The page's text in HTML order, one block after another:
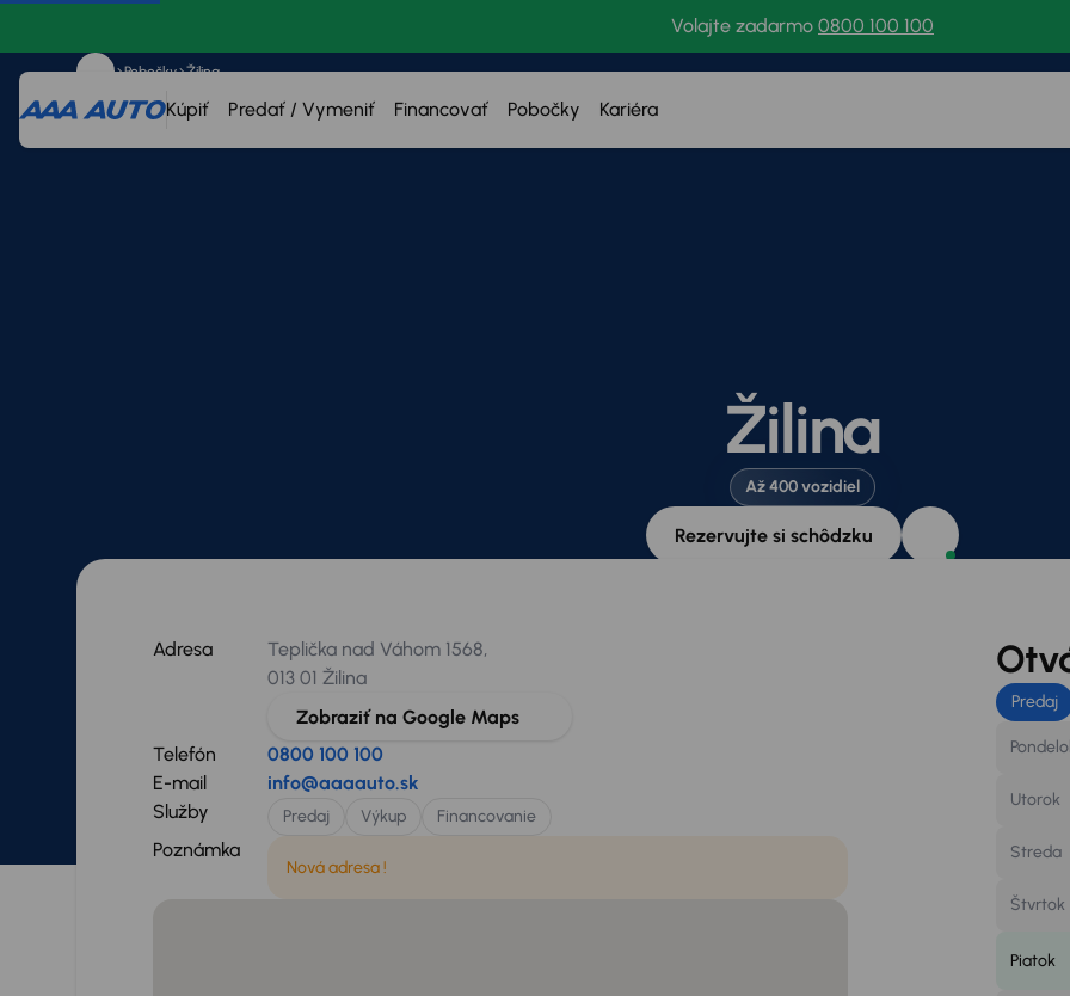
Volajte zadarmo 0800 100 100
Kúpiť Predať / Vymeniť Financovať Pobočky Kariéra
Pobočky Žilina
Žilina
Až 400 vozidiel
Rezervujte si schôdzku
Adresa
Teplička nad Váhom 1568,
013 01 Žilina
Zobraziť na Google Maps
Telefón
0800 100 100
E-mail
info@aaaauto.sk
Služby
Predaj Výkup Financovanie
Poznámka
Nová adresa !
Predaj
Utorok
Streda
Štvrtok
Piatok